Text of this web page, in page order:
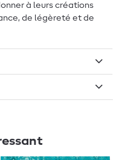
à leurs créations
de légèreté et de